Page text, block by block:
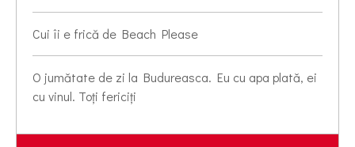
Cui îi e frică de Beach Please
O jumătate de zi la Budureasca. Eu cu apa plată, ei
cu vinul. Toți fericiți